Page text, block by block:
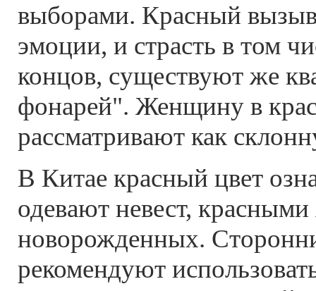
выборами. Красный
эмоции, и страсть в том
концов, существуют же
фонарей". Женщину в
рассматривают как
В Китае красный цвет
одевают невест,
новорожденных.
рекомендуют